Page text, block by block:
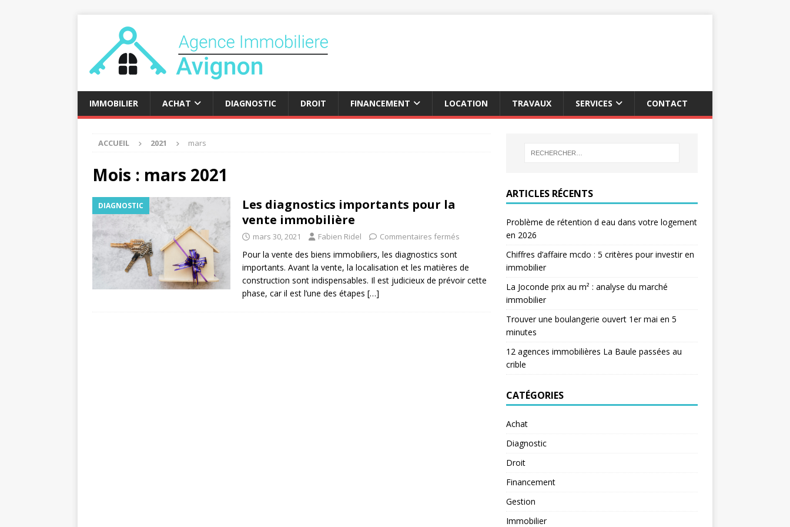
IMMOBILIER ACHAT DIAGNOSTIC DROIT FINANCEMENT LOCATION TRAVAUX SERVICES CONTACT
ACCUEIL 2021 mars
Mois : mars 2021
DIAGNOSTIC
Les diagnostics importants pour la
vente immobilière
mars 30, 2021 Fabien Ridel Commentaires fermés
Pour la vente des biens immobiliers, les diagnostics sont
importants. Avant la vente, la localisation et les matières de
construction sont indispensables. Il est judicieux de prévoir cette
phase, car il est l’une des étapes […]
ARTICLES RÉCENTS
Problème de rétention d eau dans votre logement
en 2026
Chiffres d’affaire mcdo : 5 critères pour investir en
immobilier
La Joconde prix au m² : analyse du marché
immobilier
Trouver une boulangerie ouvert 1er mai en 5
minutes
12 agences immobilières La Baule passées au
crible
CATÉGORIES
Achat
Diagnostic
Droit
Financement
Gestion
Immobilier